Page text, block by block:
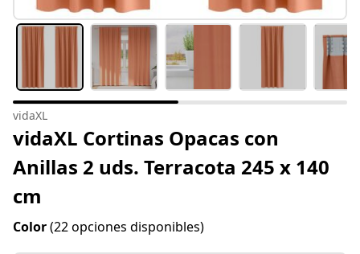
vidaXL
vidaXL Cortinas Opacas con
Anillas 2 uds. Terracota 245 x 140
cm
Color(22 opciones disponibles)